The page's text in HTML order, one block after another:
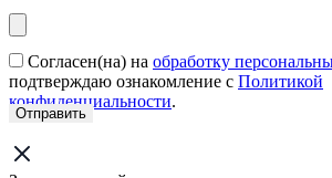
Согласен(на) на обработку
подтверждаю ознакомление с Политикой
конфиденциальности.